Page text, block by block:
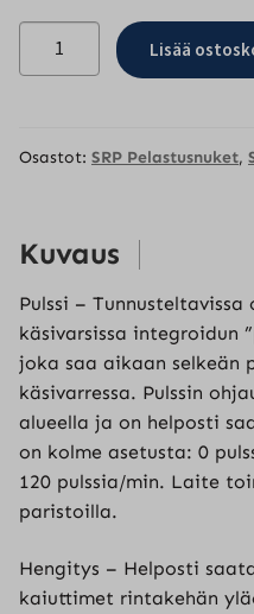
Pelastusnukke
Pro/Military
oik+vas/hengitys
Lisää
Osastot: SRP Pelastusnuket,
Kuvaus
Pulssi – Tunnusteltavissa
käsivarsissa integroidun
joka saa aikaan selkeän
käsivarressa. Pulssin
alueella ja on helposti
on kolme asetusta: 0
120 pulssia/min. Laite
paristoilla.
Hengitys – Helposti
kaiuttimet rintakehän